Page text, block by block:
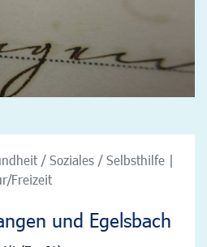
/ Soziales / Selbsthilfe |
Freizeit
und Egelsbach